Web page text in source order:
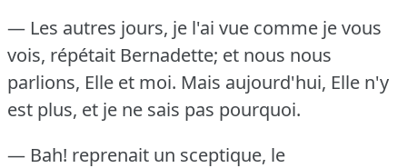
— Les autres jours, je l'ai vue comme je vous
vois, répétait Bernadette; et nous nous
parlions, Elle et moi. Mais aujourd'hui, Elle n'y
est plus, et je ne sais pas pourquoi.
— Bah! reprenait un sceptique, le